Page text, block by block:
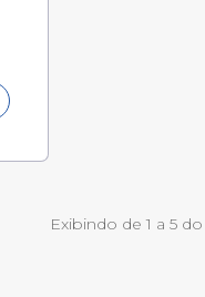
Exibindo de 1 a 5